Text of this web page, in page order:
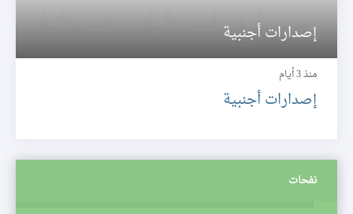
إصدارات أجنبية
منذ 3 أيام
إصدارات أجنبية
نفحات